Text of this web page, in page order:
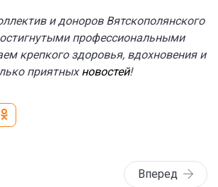
и доноров Вятскополянского
профессиональными
крепкого здоровья, вдохновения и
приятныхновостей!
Вперед